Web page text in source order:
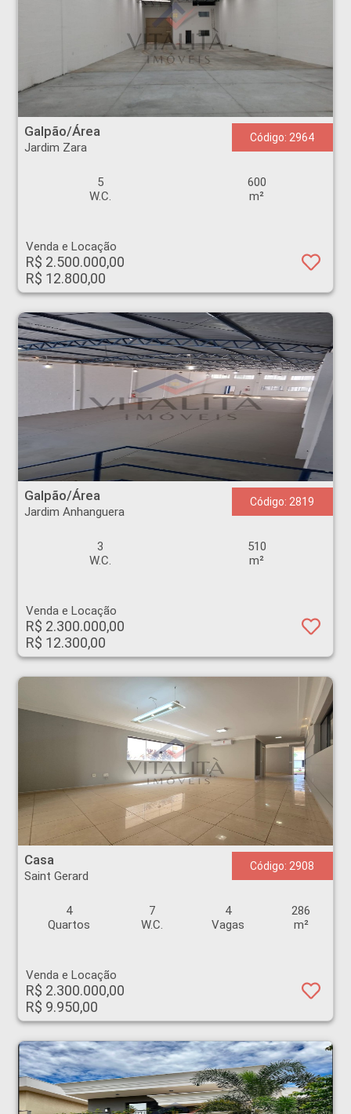
Galpão/Área - Jardim Zara - Ribeirão Preto
Galpão/Área
Jardim Zara
Código: 2964
5
W.C.
600
m²
Venda e Locação
R$ 2.500.000,00
R$ 12.800,00
Galpão/Área - Jardim Anhanguera - Ribeirão Preto
Galpão/Área
Jardim Anhanguera
Código: 2819
3
W.C.
510
m²
Venda e Locação
R$ 2.300.000,00
R$ 12.300,00
Casa - Saint Gerard - Ribeirão Preto
Casa
Saint Gerard
Código: 2908
4
Quartos
7
W.C.
4
Vagas
286
m²
Venda e Locação
R$ 2.300.000,00
R$ 9.950,00